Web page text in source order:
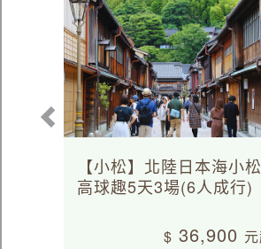
【小松】北陸日本海小松
高球趣5天3場(6人成行)
36,900